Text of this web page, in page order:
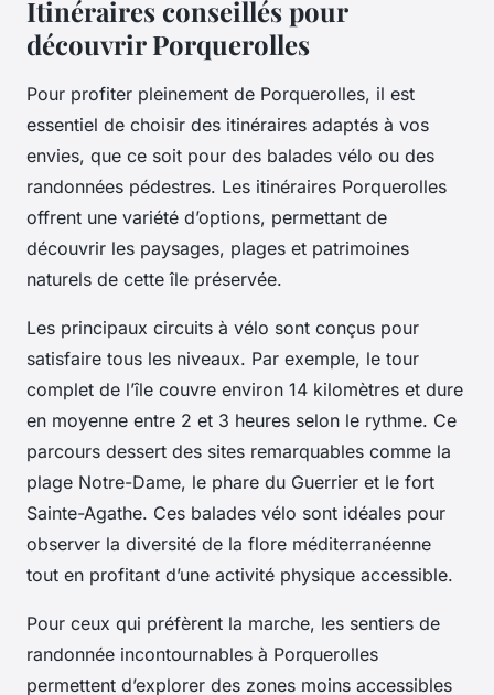
Itinéraires conseillés pour
découvrir Porquerolles
Pour profiter pleinement de Porquerolles, il est
essentiel de choisir des itinéraires adaptés à vos
envies, que ce soit pour des balades vélo ou des
randonnées pédestres. Les itinéraires Porquerolles
offrent une variété d’options, permettant de
découvrir les paysages, plages et patrimoines
naturels de cette île préservée.
Les principaux circuits à vélo sont conçus pour
satisfaire tous les niveaux. Par exemple, le tour
complet de l’île couvre environ 14 kilomètres et dure
en moyenne entre 2 et 3 heures selon le rythme. Ce
parcours dessert des sites remarquables comme la
plage Notre-Dame, le phare du Guerrier et le fort
Sainte-Agathe. Ces balades vélo sont idéales pour
observer la diversité de la flore méditerranéenne
tout en profitant d’une activité physique accessible.
Pour ceux qui préfèrent la marche, les sentiers de
randonnée incontournables à Porquerolles
permettent d’explorer des zones moins accessibles